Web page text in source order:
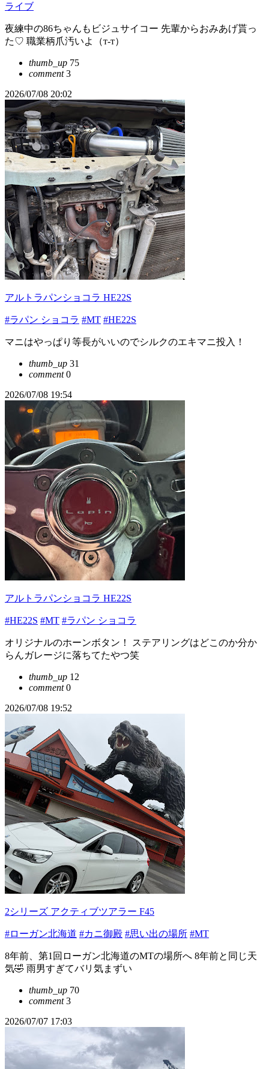
ライブ
夜練中の86ちゃんもビジュサイコー 先輩からおみあげ貰っ
た♡ 職業柄爪汚いよ（т-т）
thumb_up 75
comment3
2026/07/08 20:02
アルトラパンショコラ HE22S
#ラパン ショコラ #MT #HE22S
マニはやっぱり等長がいいのでシルクのエキマニ投入！
thumb_up 31
comment0
2026/07/08 19:54
アルトラパンショコラ HE22S
#HE22S #MT #ラパン ショコラ
オリジナルのホーンボタン！ ステアリングはどこのか分か
らんガレージに落ちてたやつ笑
thumb_up 12
comment0
2026/07/08 19:52
2シリーズ アクティブツアラー F45
#ローガン北海道 #カニ御殿 #思い出の場所 #MT
8年前、第1回ローガン北海道のMTの場所へ 8年前と同じ天
気🤣 雨男すぎてバリ気まずい
thumb_up 70
comment3
2026/07/07 17:03